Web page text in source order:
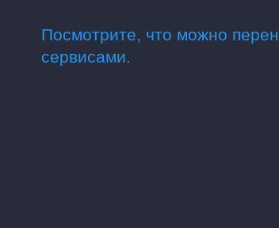
Посмотрите, что можно
сервисами.